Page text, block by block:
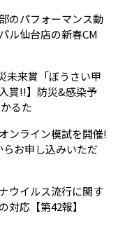
のパフォーマンス動
ル仙台店の新春CM
未来賞「ぼうさい甲
賞!!】防災&感染予
るた
ンライン模試を開催!
らお申し込みいただ
ウイルス流行に関す
対応【第42報】